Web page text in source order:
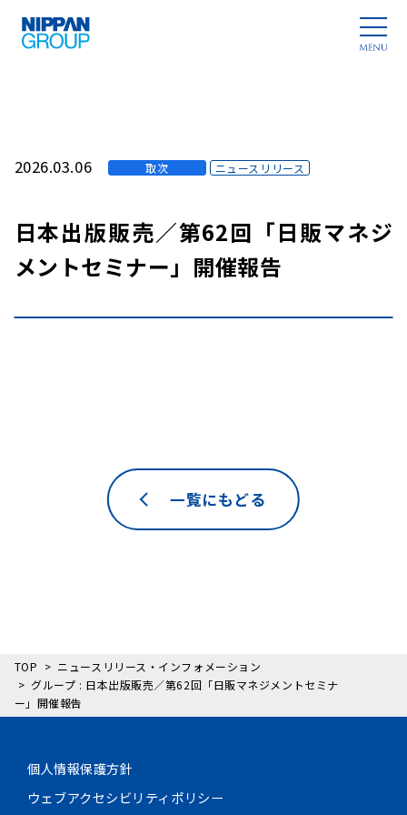
2026.03.06 取次 ニュースリリース
日本出版販売／第62回「日販マネジ
メントセミナー」開催報告
一覧にもどる
TOP
ニュースリリース・インフォメーション
グループ : 日本出版販売／第62回「日販マネジメントセミナ
ー」開催報告
個人情報保護方針
ウェブアクセシビリティポリシー